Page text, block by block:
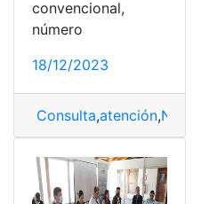
convencional,
número
18/12/2023
Consulta,atención,Netlife